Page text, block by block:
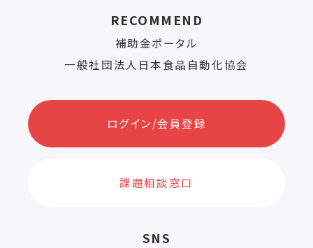
RECOMMEND
補助金ポータル
一般社団法人日本食品自動化協会
ログイン/会員登録
課題相談窓口
SNS